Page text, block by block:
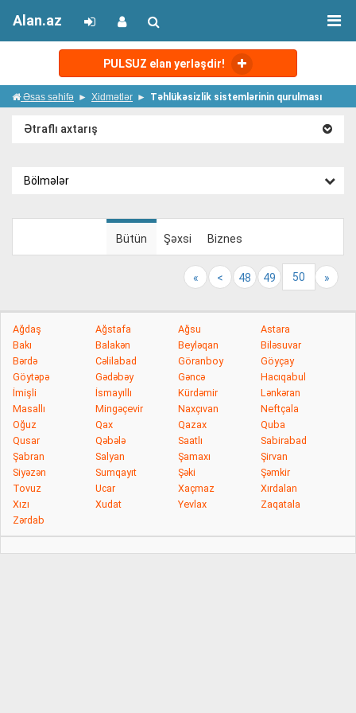
PULSUZ elan yerləşdir!
Alan.az
Əsas səhifə Xidmətlər Təhlükəsizlik sistemlərinin qurulması
Ətraflı axtarış
Bölmələr
Bütün Şəxsi Biznes
« < 48 49 50 »
Ağdaş Ağstafa Ağsu
Astara
Bakı
Balakən Beyləqan
Biləsuvar
Bərdə
Cəlilabad Göranboy
Göyçay
Göytəpə
Gədəbəy Gəncə
Hacıqabul
İmişli
İsmayıllı Kürdəmir
Lənkəran
Masallı
Mingəçevir Naxçıvan
Neftçala
Oğuz
Qax Qazax
Quba
Qusar
Qəbələ Saatlı
Sabirabad
Şabran
Salyan Şamaxı
Şirvan
Siyəzən
Sumqayıt Şəki
Şəmkir
Tovuz
Ucar Xaçmaz
Xırdalan
Xızı
Xudat Yevlax
Zaqatala
Zərdab